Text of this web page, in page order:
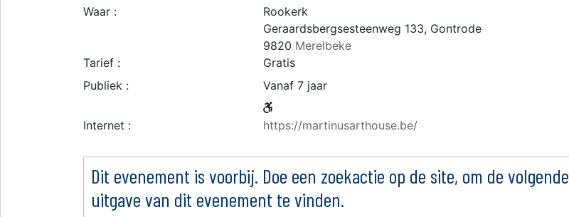
Waar :
Rookerk
Geraardsbergsesteenweg 133, Gontrode
9820 Merelbeke
Tarief :
Gratis
Publiek :
Vanaf 7 jaar
Internet : https://martinusarthouse.be/
Dit evenement is voorbij. Doe een zoekactie op de site, om de volgende
uitgave van dit evenement te vinden.